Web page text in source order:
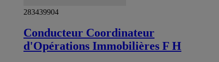
283439904
Conducteur Coordinateur
d'Opérations Immobilières F H